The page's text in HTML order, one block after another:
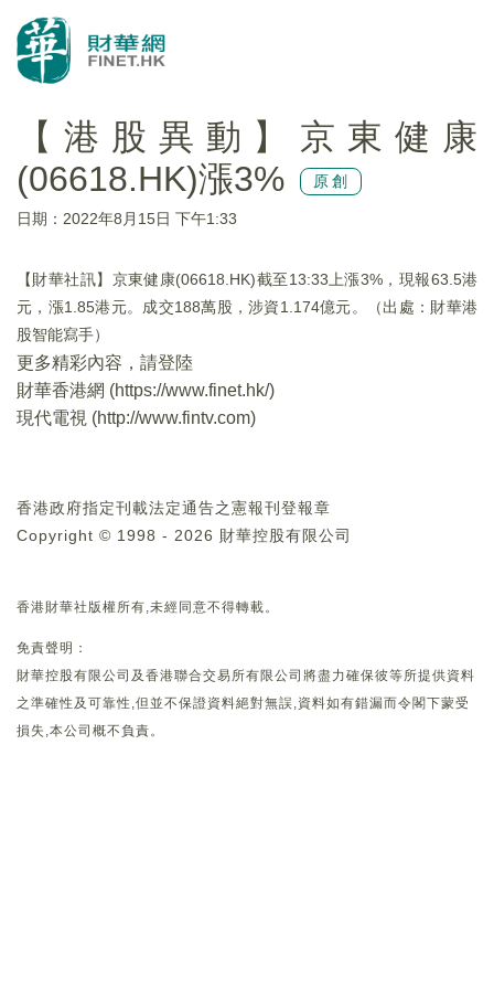
【港股異動】京東健康
(06618.HK)漲3%
原創
日期：2022年8月15日 下午1:33
【財華社訊】京東健康(06618.HK)截至13:33上漲3%，現報63.5港
元，漲1.85港元。成交188萬股，涉資1.174億元。（出處：財華港
股智能寫手）
更多精彩內容，請登陸
財華香港網 (https://www.finet.hk/)
現代電視 (http://www.fintv.com)
香港政府指定刊載法定通告之憲報刊登報章
Copyright © 1998 - 2026 財華控股有限公司
香港財華社版權所有,未經同意不得轉載。
免責聲明：
財華控股有限公司及香港聯合交易所有限公司將盡力確保彼等所提供資料
之準確性及可靠性,但並不保證資料絕對無誤,資料如有錯漏而令閣下蒙受
損失,本公司概不負責。